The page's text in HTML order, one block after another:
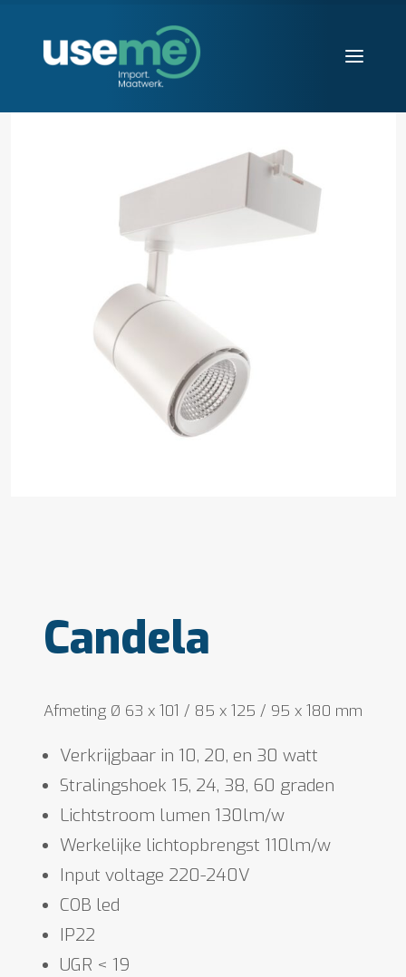
Huisvesting
Aanvraag starten
Candela
Afmeting Ø 63 x 101 / 85 x 125 / 95 x 180 mm
Verkrijgbaar in 10, 20, en 30 watt
Stralingshoek 15, 24, 38, 60 graden
Lichtstroom lumen 130lm/w
Werkelijke lichtopbrengst 110lm/w
Input voltage 220-240V
COB led
IP22
UGR < 19